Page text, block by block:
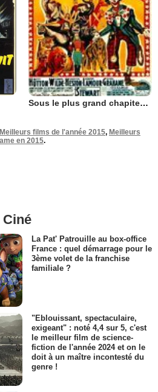
Sous le plus grand chapiteau du monde
Meilleurs films de l'année 2015, Meilleurs
en 2015.
La Pat' Patrouille au box-office
France : quel démarrage pour le
3ème volet de la franchise
familiale ?
"Eblouissant, spectaculaire,
exigeant" : noté 4,4 sur 5, c'est
le meilleur film de science-
fiction de l'année 2024 et on le
doit à un maître incontesté du
genre !